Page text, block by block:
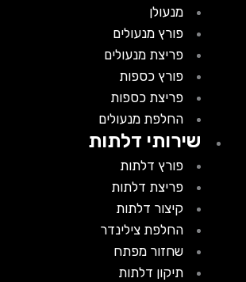
מנעולן
פורץ מנעולים
פריצת מנעולים
פורץ כספות
פריצת כספות
החלפת מנעולים
שירותי דלתות
פורץ דלתות
פריצת דלתות
קיצור דלתות
החלפת צילינדר
שחזור מפתח
תיקון דלתות